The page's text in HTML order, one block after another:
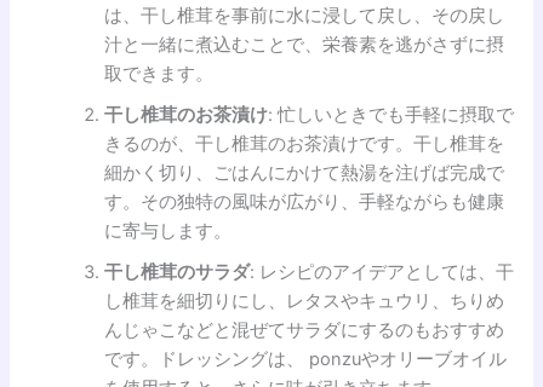
は、干し椎茸を事前に水に浸して戻し、その戻し
汁と一緒に煮込むことで、栄養素を逃がさずに摂
取できます。
干し椎茸のお茶漬け: 忙しいときでも手軽に摂取で
きるのが、干し椎茸のお茶漬けです。干し椎茸を
細かく切り、ごはんにかけて熱湯を注げば完成で
す。その独特の風味が広がり、手軽ながらも健康
に寄与します。
干し椎茸のサラダ: レシピのアイデアとしては、干
し椎茸を細切りにし、レタスやキュウリ、ちりめ
んじゃこなどと混ぜてサラダにするのもおすすめ
です。ドレッシングは、 ponzuやオリーブオイル